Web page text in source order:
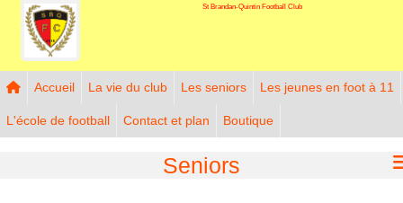
St Brandan-Quintin Football Club
Accueil La vie du club Les seniors Les jeunes en foot à 11
L'école de football Contact et plan Boutique
Seniors
Panneau de gestion des cookies